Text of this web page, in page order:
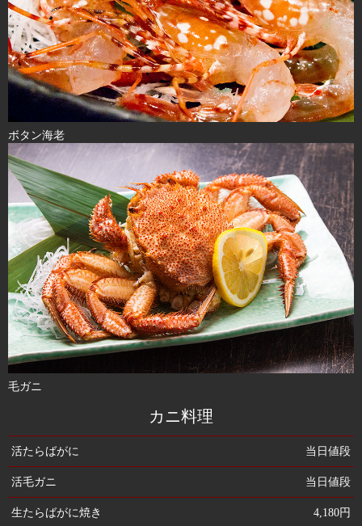
ボタン海老
毛ガニ
カニ料理
活たらばがに 当日値段
活毛ガニ 当日値段
生たらばがに焼き 4,180円